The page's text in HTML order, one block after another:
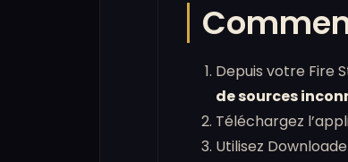
Depuis votre Fire
de sources
Téléchargez
Utilisez